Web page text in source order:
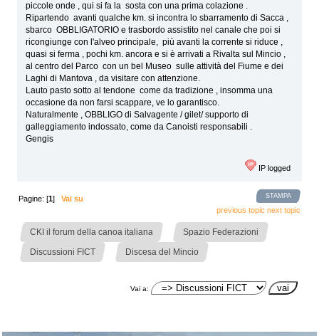
piccole onde , qui si fa la sosta con una prima colazione .
Ripartendo avanti qualche km. si incontra lo sbarramento di Sacca ,
sbarco OBBLIGATORIO e trasbordo assistito nel canale che poi si
ricongiunge con l'alveo principale, più avanti la corrente si riduce ,
quasi si ferma , pochi km. ancora e si è arrivati a Rivalta sul Mincio ,
al centro del Parco con un bel Museo sulle attività del Fiume e dei
Laghi di Mantova , da visitare con attenzione.
Lauto pasto sotto al tendone come da tradizione , insomma una
occasione da non farsi scappare, ve lo garantisco.
Naturalmente , OBBLIGO di Salvagente / gilet/ supporto di
galleggiamento indossato, come da Canoisti responsabili .
Gengis
IP logged
STAMPA
Pagine: [1]Vai su
previous topic next topic
CKI il forum della canoa italiana Spazio Federazioni
Discussioni FICT Discesa del Mincio
Vai a: